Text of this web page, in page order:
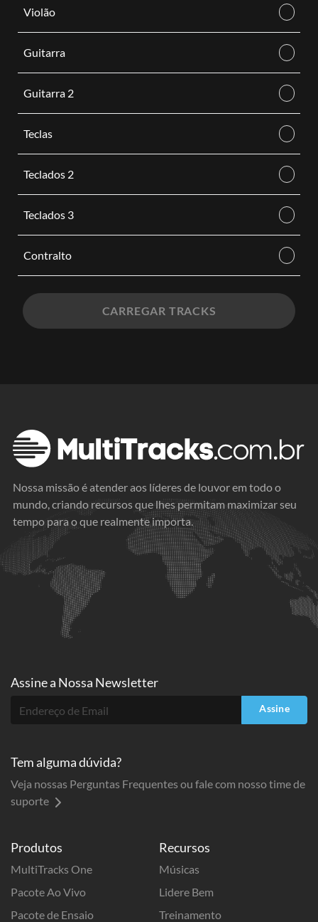
Violão
Guitarra
Guitarra 2
Teclas
Teclados 2
Teclados 3
Contralto
CARREGAR TRACKS
Nossa missão é atender aos líderes de louvor em todo o
mundo, criando recursos que lhes permitam maximizar seu
tempo para o que realmente importa.
Produtos
MultiTracks One
Pacote Ao Vivo
Pacote de Ensaio
Recursos
Músicas
Lidere Bem
Treinamento
Assine a Nossa Newsletter
Assine
Tem alguma dúvida?
Veja nossas Perguntas Frequentes ou fale com nosso time de
suporte